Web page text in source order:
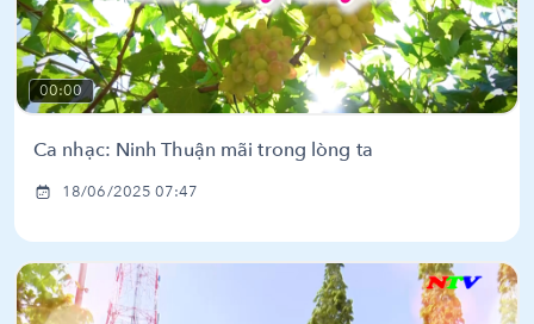
00:00
Ca nhạc: Ninh Thuận mãi trong lòng ta
18/06/2025 07:47